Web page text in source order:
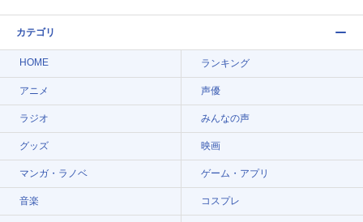
カテゴリ
HOME ランキング
アニメ 声優
ラジオ みんなの声
グッズ 映画
マンガ・ラノベ ゲーム・アプリ
音楽 コスプレ